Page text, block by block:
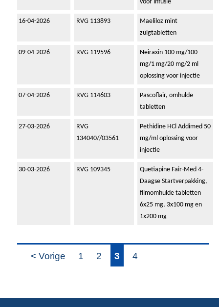
voor infusie
16-04-2026 RVG 113893
Maeliloz mint
zuigtabletten
09-04-2026 RVG 119596
Neiraxin 100 mg/100
mg/1 mg/20 mg/2 ml
oplossing voor injectie
07-04-2026 RVG 114603
Pascoflair, omhulde
tabletten
27-03-2026
RVG
134040//03561
Pethidine HCl Addimed 50
mg/ml oplossing voor
injectie
30-03-2026 RVG 109345
Quetiapine Fair-Med 4-
Daagse Startverpakking,
filmomhulde tabletten
6x25 mg, 3x100 mg en
1x200 mg
< Vorige 1 2 3 4